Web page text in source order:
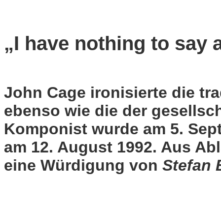
„I have nothing to say
John Cage ironisierte die
ebenso wie die der
Komponist wurde am 5.
am 12. August 1992. Aus
eine Würdigung von Stefan